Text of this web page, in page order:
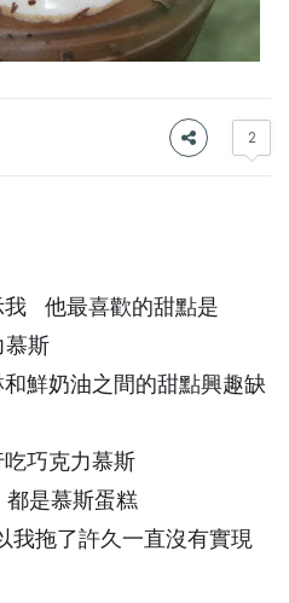
2
我 他最喜歡的甜點是
慕斯
鮮奶油之間的甜點興趣缺
巧克力慕斯
是慕斯蛋糕
拖了許久一直沒有實現